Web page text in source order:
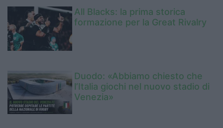
All Blacks: la prima storica
formazione per la Great Rivalry
Duodo: «Abbiamo chiesto che
l’Italia giochi nel nuovo stadio di
Venezia»